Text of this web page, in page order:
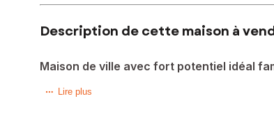
Description de cette maison à
Maison de ville avec fort potentiel idéal
Maison de ville -123m² , 100m² env. de
Lire plus